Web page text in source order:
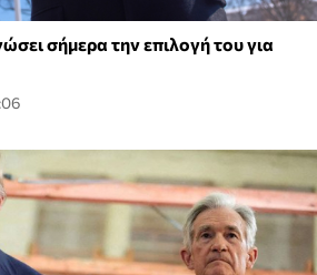
σήμερα την επιλογή του για